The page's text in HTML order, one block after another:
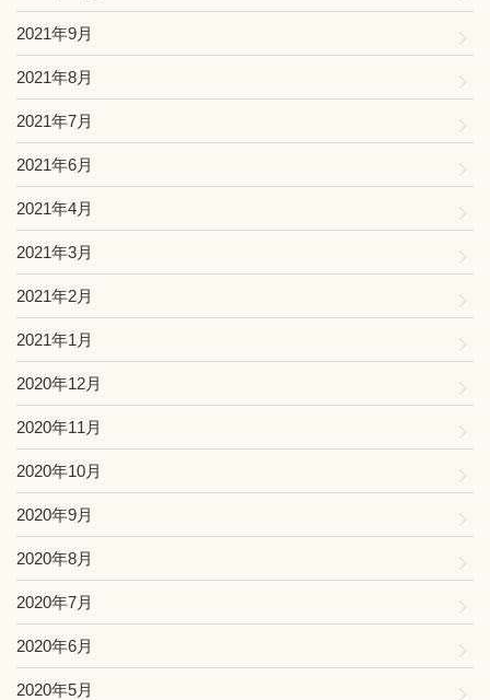
2021年9月
2021年8月
2021年7月
2021年6月
2021年4月
2021年3月
2021年2月
2021年1月
2020年12月
2020年11月
2020年10月
2020年9月
2020年8月
2020年7月
2020年6月
2020年5月